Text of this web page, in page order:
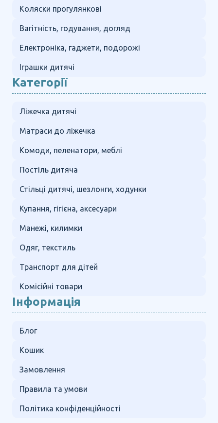
Коляски прогулянкові
Вагітність, годування, догляд
Електроніка, гаджети, подорожі
Іграшки дитячі
Категорії
Ліжечка дитячі
Матраси до ліжечка
Комоди, пеленатори, меблі
Постіль дитяча
Стільці дитячі, шезлонги, ходунки
Купання, гігієна, аксесуари
Манежі, килимки
Одяг, текстиль
Транспорт для дітей
Комісійні товари
Інформація
Блог
Кошик
Замовлення
Правила та умови
Політика конфіденційності